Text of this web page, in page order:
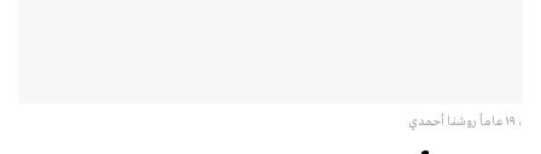
، ۱۹ عاماً روشنا أحمدي